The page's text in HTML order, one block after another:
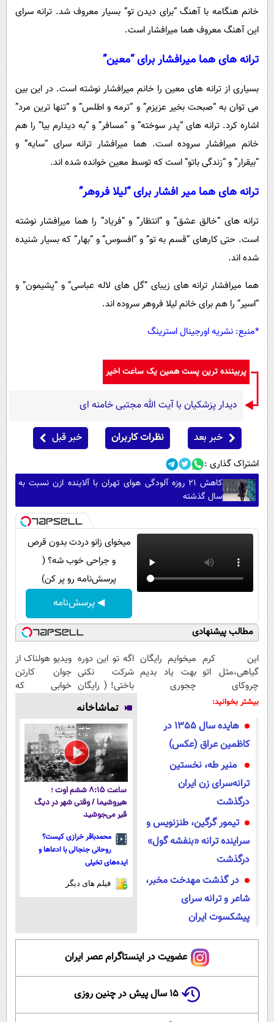
خانم هنگامه با آهنگ “برای دیدن تو” بسیار معروف شد. ترانه سرای
این آهنگ معروف هما میرافشار است.
ترانه های هما میرافشار برای “معین”
بسیاری از ترانه های معین را خانم میرافشار نوشته است. در این بین
می توان به “صبحت بخیر عزیزم” و “ترمه و اطلس” و “تنها ترین مرد”
اشاره کرد. ترانه های “پدر سوخته” و “مسافر” و “به دیدارم بیا” را هم
خانم میرافشار سروده است. هما میرافشار ترانه سرای “سایه” و
“بیقرار” و “زندگی باتو” است که توسط معین خوانده شده اند.
ترانه های هما میر افشار برای “لیلا فروهر”
ترانه های “خالق عشق” و “انتظار” و “فریاد” را هما میرافشار نوشته
است. حتی کارهای “قسم به تو” و “افسوس” و “بهار” که بسیار شنیده
شده اند.
هما میرافشار ترانه های زیبای “گل های لاله عباسی” و “پشیمون” و
“اسیر” را هم برای خانم لیلا فروهر سروده اند.
*منبع: نشریه اورجینال استرینگ
پربیننده ترین پست همین یک ساعت اخیر
دیدار پزشکیان با آیت الله مجتبی خامنه ای
خبر بعد نظرات کاربران خبر قبل
اشتراک گذاری :
کاهش ۲۱ روزه آلودگی هوای تهران با آلاینده ازن نسبت به
سال گذشته
میخوای زانو دردت بدون قرص
و جراحی خوب شه؟ (
پرسش‌نامه رو پر کن)
◀ پرسش‌نامه
مطالب پیشنهادی
این کرم
گیاهی،مثل اتو
چروکای
پوستتوصاف
میخوایم رایگان
بهت یاد بدیم
چجوری
مجانیه
اگه تو این دوره
شرکت نکنی
باختی! ( رایگان
آموزش ببین
پولدار شی)
ویدیو هولناک از
جوان کارتن
خوابی که
بیشتر بخوانید:
هایده سال 1355 در
کاظمین عراق (عکس)
منیر طه، نخستین
ترانه‌سرای زن ایران
درگذشت
تیمور گرگین، طنزنویس و
سراینده ترانه «بنفشه گول»
درگذشت
در گذشت مهدخت مخبر،
شاعر و ترانه سرای
پیشکسوت ایران
تماشاخانه
ساعت ۸:۱۵ ششم اوت ؛
هیروشیما / وقتی شهر در دیگ
قیر می‌جوشید
محمدباقر خرازی کیست؟
روحانی جنجالی با ادعاها و
ایده‌های تخیلی
فیلم های دیگر
عضویت در اینستاگرام عصر ایران
۱۵ سال پیش در چنین روزی